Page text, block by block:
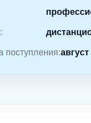
поступления: